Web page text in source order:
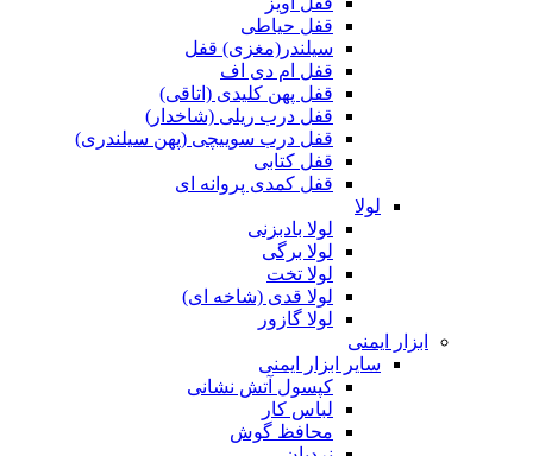
قفل حیاطی
سیلندر(مغزی) قفل
قفل ام دی اف
قفل پهن کلیدی (اتاقی)
قفل درب ریلی (شاخدار)
قفل درب سوییچی (پهن سیلندری)
قفل کتابی
قفل کمدی پروانه ای
لولا
لولا بادبزنی
لولا برگی
لولا تخت
لولا قدی (شاخه ای)
لولا گازور
ابزار ایمنی
سایر ابزار ایمنی
کپسول آتش نشانی
لباس کار
محافظ گوش